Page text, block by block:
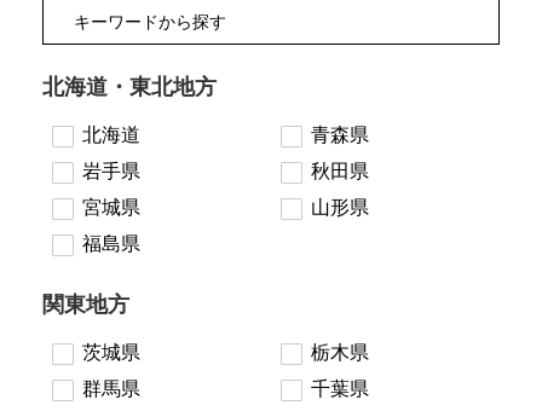
北海道・東北地方
北海道
青森県
岩手県
秋田県
宮城県
山形県
福島県
関東地方
茨城県
栃木県
群馬県
千葉県